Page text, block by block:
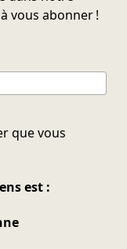
vous abonner !
que vous
est :